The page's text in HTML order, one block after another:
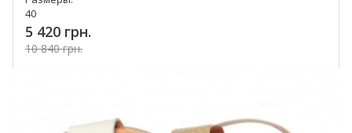
40
5 420 грн.
10 840 грн.